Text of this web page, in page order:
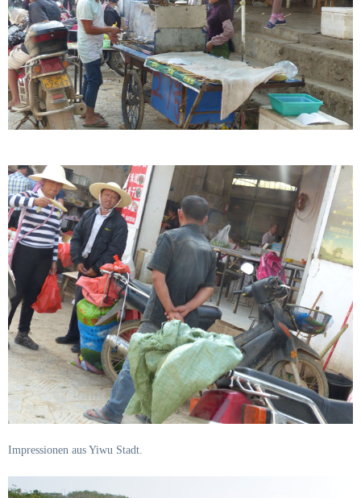
Impressionen aus Yiwu Stadt.